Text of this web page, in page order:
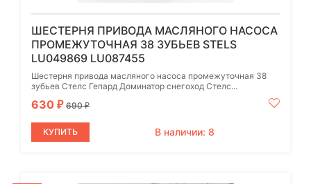
ШЕСТЕРНЯ ПРИВОДА МАСЛЯНОГО НАСОСА
ПРОМЕЖУТОЧНАЯ 38 ЗУБЬЕВ STELS
LU049869 LU087455
Шестерня привода масляного насоса промежуточная 38
зубьев Стелс Гепард Доминатор снегоход Стелс...
630 ₽ 690₽
КУПИТЬ В наличии: 8